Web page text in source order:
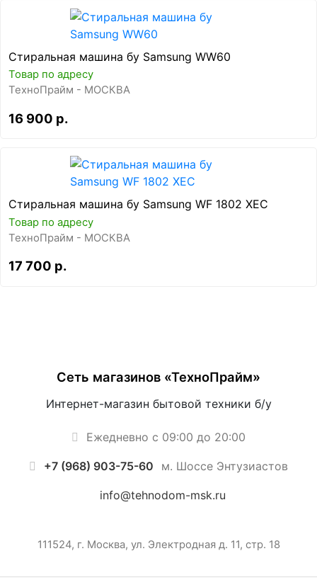
Стиральная машина бу Samsung WW60
Товар по адресу
ТехноПрайм - МОСКВА
16 900 р.
Стиральная машина бу Samsung WF 1802 XEC
Товар по адресу
ТехноПрайм - МОСКВА
17 700 р.
Сеть магазинов «ТехноПрайм»
Интернет-магазин бытовой техники б/у
Ежедневно с 09:00 до 20:00
+7 (968) 903-75-60 м. Шоссе Энтузиастов
info@tehnodom-msk.ru
111524, г. Москва, ул. Электродная д. 11, стр. 18